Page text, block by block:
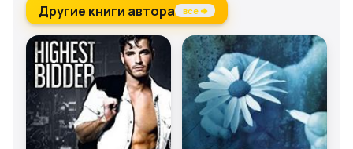
Другие книги автора все →